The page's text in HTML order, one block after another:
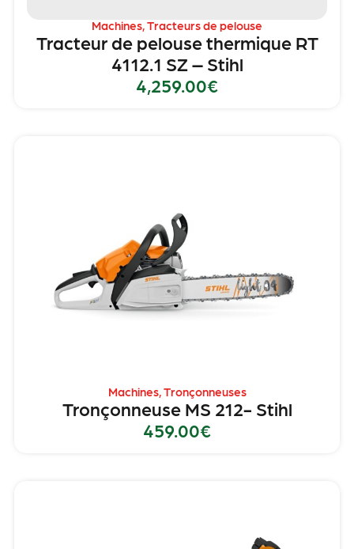
Machines,Tracteurs de pelouse
Tracteur de pelouse thermique RT
4112.1 SZ – Stihl
4,259.00€
Machines,Tronçonneuses
Tronçonneuse MS 212- Stihl
459.00€